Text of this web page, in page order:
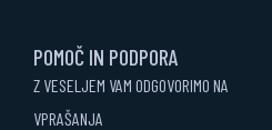
POMOČ IN PODPORA
Z VESELJEM VAM ODGOVORIMO NA
VPRAŠANJA